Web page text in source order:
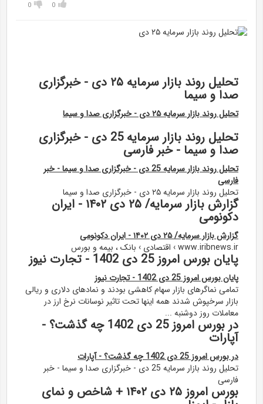
0
0
تحلیل روند بازار سرمایه ۲۵ دی - خبرگزاری
صدا و سیما
تحلیل روند بازار سرمایه ۲۵ دی - خبرگزاری صدا و سیما
تحلیل روند بازار سرمایه 25 دی - خبرگزاری
صدا و سیما - خبر فارسی
تحلیل روند بازار سرمایه 25 دی - خبرگزاری صدا و سیما - خبر
فارسی
تحلیل روند بازار سرمایه ۲۵ دی - خبرگزاری صدا و سیما
گزارش بازار سرمایه/ ۲۵ دی ۱۴۰۲ - ایران
دکونومی
گزارش بازار سرمایه/ ۲۵ دی ۱۴۰۲ - ایران دکونومی
www.iribnews.ir › اقتصادی › بانک ، بیمه و بورس
پایان بورس امروز 25 دی 1402 - تجارت نیوز
پایان بورس امروز 25 دی 1402 - تجارت نیوز
تمامی نماگرهای بازار سهام کاهشی بودند و نمادهای دلاری و ریالی
بازار سرخپوش شدند همه اینها تحت تاثیر نوسانات نرخ ارز در
معاملات روز دوشنبه ...
در بورس امروز 25 دی 1402 چه گذشت؟ -
آپارات
در بورس امروز 25 دی 1402 چه گذشت؟ - آپارات
تحلیل روند بازار سرمایه 25 دی - خبرگزاری صدا و سیما - خبر
فارسی
بورس امروز ۲۵ دی ۱۴۰۲ + شاخص و نمای